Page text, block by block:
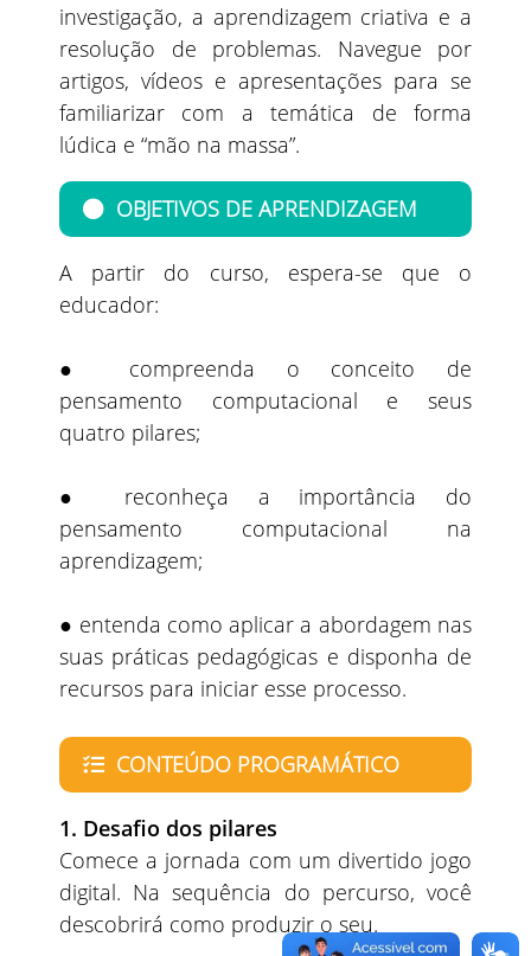
investigação, a aprendizagem criativa e a
resolução de problemas. Navegue por
artigos, vídeos e apresentações para se
familiarizar com a temática de forma
lúdica e “mão na massa”.
OBJETIVOS DE APRENDIZAGEM
A partir do curso, espera-se que o
educador:
● compreenda o conceito de
pensamento computacional e seus
quatro pilares;
● reconheça a importância do
pensamento computacional na
aprendizagem;
● entenda como aplicar a abordagem nas
suas práticas pedagógicas e disponha de
recursos para iniciar esse processo.
CONTEÚDO PROGRAMÁTICO
1. Desafio dos pilares
Comece a jornada com um divertido jogo
digital. Na sequência do percurso, você
descobrirá como produzir o seu.